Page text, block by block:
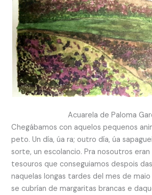
Acuarela de Paloma
Chegábamos con aquelos pequenos
peto. Un día, úa ra; outro día, úa
sorte, un escolancio. Pra nosoutros
tesouros que conseguiamos despois
naquelas longas tardes del mes de
se cubrían de margaritas brancas e